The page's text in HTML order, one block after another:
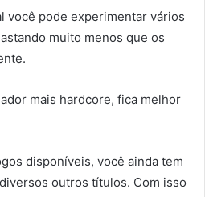
você pode experimentar vários
muito menos que os
mais hardcore, fica melhor
disponíveis, você ainda tem
outros títulos. Com isso